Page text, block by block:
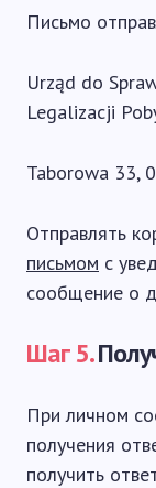
Письмо
Urząd do
Legalizacji
Taborowa 33,
Отправлять
письмом с
сообщение о
Шаг 5.
При личном
получения
получить